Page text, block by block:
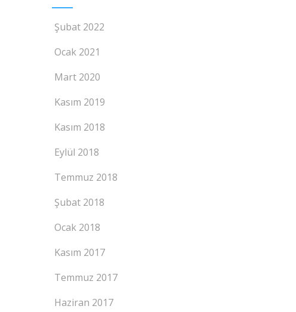
Şubat 2022
Ocak 2021
Mart 2020
Kasım 2019
Kasım 2018
Eylül 2018
Temmuz 2018
Şubat 2018
Ocak 2018
Kasım 2017
Temmuz 2017
Haziran 2017